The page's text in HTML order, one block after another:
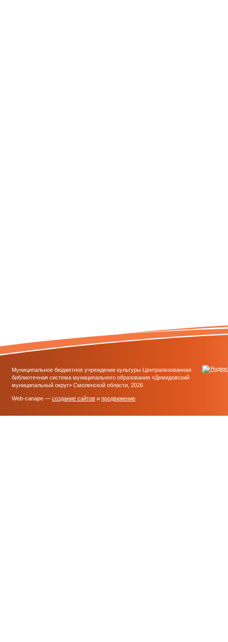
Муниципальное бюджетное учреждение культуры Централизованная
библиотечная система муниципального образования «Демидовский
муниципальный округ» Смоленской области, 2026
Web-canape — создание сайтов и продвижение